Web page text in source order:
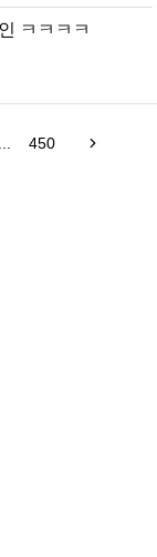
ㅋㅋㅋㅋ
450